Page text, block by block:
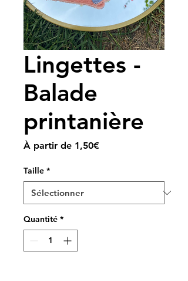
Lingettes -
Balade
printanière
À partir de 1,50€Prix
Taille *
Quantité *